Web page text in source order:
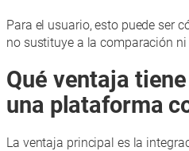
Para el usuario, esto puede ser
no sustituye a la comparación
Qué ventaja
una plataforma
La ventaja principal es la